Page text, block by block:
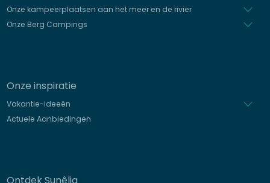
Onze kampeerplaatsen aan het meer en de rivier
Onze Berg Campings
Onze inspiratie
Vakantie-ideeën
Actuele Aanbiedingen
Ontdek Sunêlia